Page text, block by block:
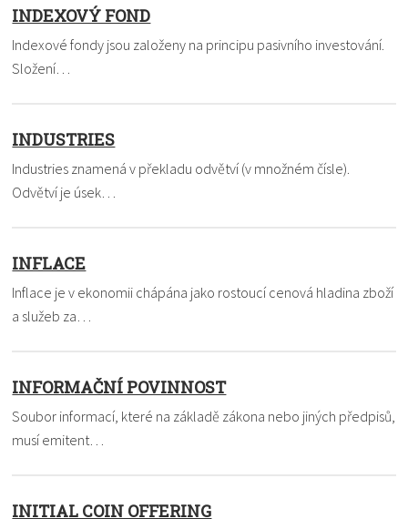
INDEXOVÝ FOND
Indexové fondy jsou založeny na principu pasivního investování.
Složení…
INDUSTRIES
Industries znamená v překladu odvětví (v množném čísle).
Odvětví je úsek…
INFLACE
Inflace je v ekonomii chápána jako rostoucí cenová hladina zboží
a služeb za…
INFORMAČNÍ POVINNOST
Soubor informací, které na základě zákona nebo jiných předpisů,
musí emitent…
INITIAL COIN OFFERING